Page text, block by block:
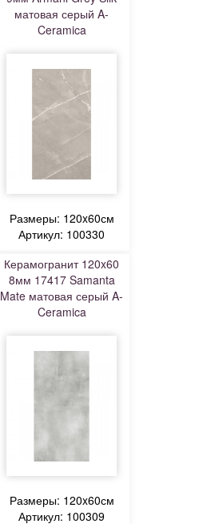
матовая серый A-
Ceramica
Размеры: 120x60см
Артикул: 100330
Керамогранит 120x60
8мм 17417 Samanta
Mate матовая серый A-
Ceramica
Размеры: 120x60см
Артикул: 100309